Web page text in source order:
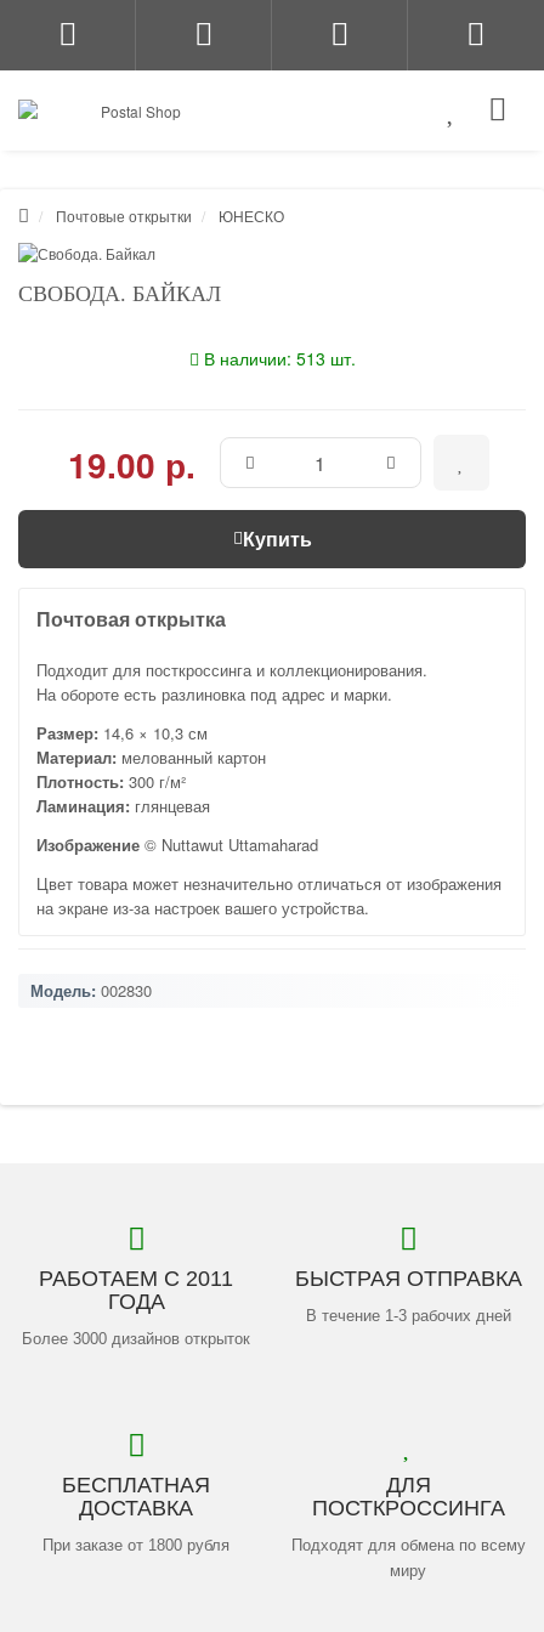
Почтовые открытки ЮНЕСКО
СВОБОДА. БАЙКАЛ
В наличии: 513 шт.
19.00 р.
Купить
Почтовая открытка
Подходит для посткроссинга и коллекционирования.
На обороте есть разлиновка под адрес и марки.
Размер: 14,6 × 10,3 см
Материал: мелованный картон
Плотность: 300 г/м²
Ламинация: глянцевая
Изображение © Nuttawut Uttamaharad
Цвет товара может незначительно отличаться от изображения
на экране из-за настроек вашего устройства.
Модель: 002830
РАБОТАЕМ С 2011
ГОДА
Более 3000 дизайнов открыток
БЫСТРАЯ ОТПРАВКА
В течение 1-3 рабочих дней
БЕСПЛАТНАЯ
ДОСТАВКА
При заказе от 1800 рубля
ДЛЯ
ПОСТКРОССИНГА
Подходят для обмена по всему
миру